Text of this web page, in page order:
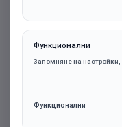
Функционални
Запомняне на настройки,
Функционални